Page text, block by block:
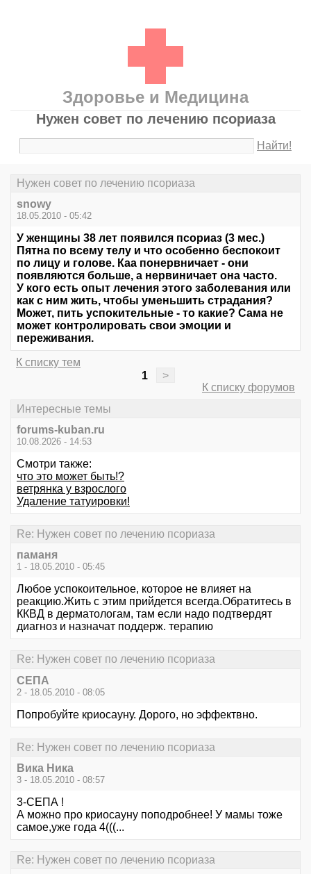
Здоровье и Медицина
Нужен совет по лечению псориаза
Найти!
Нужен совет по лечению псориаза
snowy
18.05.2010 - 05:42
У женщины 38 лет появился псориаз (3 мес.)
Пятна по всему телу и что особенно беспокоит
по лицу и голове. Каа понервничает - они
появляются больше, а нервиничает она часто.
У кого есть опыт лечения этого заболевания или
как с ним жить, чтобы уменьшить страдания?
Может, пить успокительные - то какие? Сама не
может контролировать свои эмоции и
переживания.
К списку тем
1
>
К списку форумов
Интересные темы
forums-kuban.ru
10.08.2026 - 14:53
Смотри также:
что это может быть!?
ветрянка у взрослого
Удаление татуировки!
Re: Нужен совет по лечению псориаза
паманя
1 - 18.05.2010 - 05:45
Любое успокоительное, которое не влияет на
реакцию.Жить с этим прийдется всегда.Обратитесь в
ККВД в дерматологам, там если надо подтвердят
диагноз и назначат поддерж. терапию
Re: Нужен совет по лечению псориаза
СЕПА
2 - 18.05.2010 - 08:05
Попробуйте криосауну. Дорого, но эффектвно.
Re: Нужен совет по лечению псориаза
Вика Ника
3 - 18.05.2010 - 08:57
3-СЕПА !
А можно про криосауну поподробнее! У мамы тоже
самое,уже года 4(((...
Re: Нужен совет по лечению псориаза